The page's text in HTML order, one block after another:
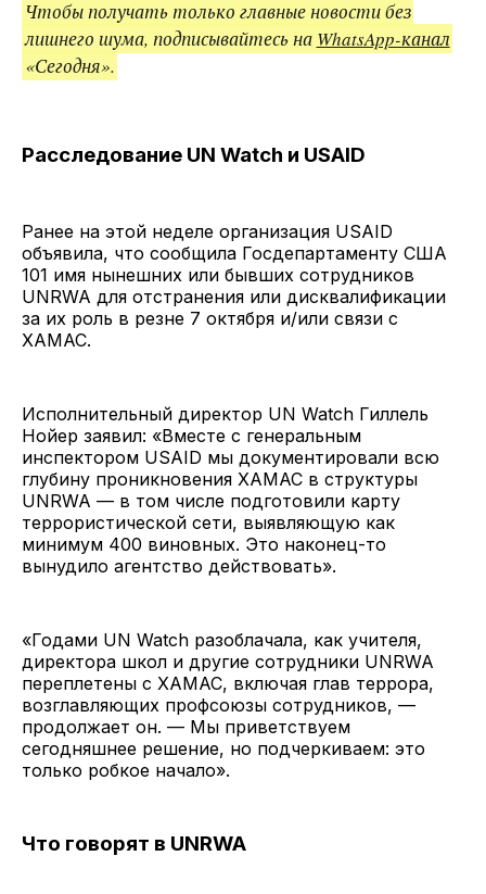
Чтобы получать только главные новости без
лишнего шума, подписывайтесь на WhatsApp-канал
«Сегодня».
Расследование UN Watch и USAID
Ранее на этой неделе организация USAID
объявила, что сообщила Госдепартаменту США
101 имя нынешних или бывших сотрудников
UNRWA для отстранения или дисквалификации
за их роль в резне 7 октября и/или связи с
ХАМАС.
Исполнительный директор UN Watch Гиллель
Нойер заявил: «Вместе с генеральным
инспектором USAID мы документировали всю
глубину проникновения ХАМАС в структуры
UNRWA — в том числе подготовили карту
террористической сети, выявляющую как
минимум 400 виновных. Это наконец-то
вынудило агентство действовать».
«Годами UN Watch разоблачала, как учителя,
директора школ и другие сотрудники UNRWA
переплетены с ХАМАС, включая глав террора,
возглавляющих профсоюзы сотрудников, —
продолжает он. — Мы приветствуем
сегодняшнее решение, но подчеркиваем: это
только робкое начало».
Что говорят в UNRWA